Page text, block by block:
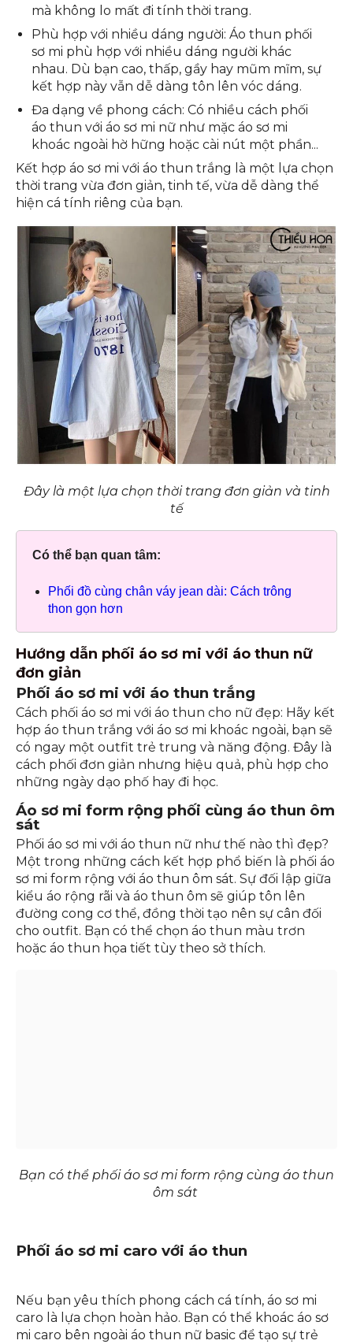
mà không lo mất đi tính thời trang.
Phù hợp với nhiều dáng người: Áo thun phối
sơ mi phù hợp với nhiều dáng người khác
nhau. Dù bạn cao, thấp, gầy hay mũm mĩm, sự
kết hợp này vẫn dễ dàng tôn lên vóc dáng.
Đa dạng về phong cách: Có nhiều cách phối
áo thun với áo sơ mi nữ như mặc áo sơ mi
khoác ngoài hờ hững hoặc cài nút một phần...
Kết hợp áo sơ mi với áo thun trắng là một lựa chọn
thời trang vừa đơn giản, tinh tế, vừa dễ dàng thể
hiện cá tính riêng của bạn.
Đây là một lựa chọn thời trang đơn giản và tinh
tế
Có thể bạn quan tâm:
Phối đồ cùng chân váy jean dài: Cách trông
thon gọn hơn
Hướng dẫn phối áo sơ mi với áo thun nữ
đơn giản
Phối áo sơ mi với áo thun trắng
Cách phối áo sơ mi với áo thun cho nữ đẹp: Hãy kết
hợp áo thun trắng với áo sơ mi khoác ngoài, bạn sẽ
có ngay một outfit trẻ trung và năng động. Đây là
cách phối đơn giản nhưng hiệu quả, phù hợp cho
những ngày dạo phố hay đi học.
Áo sơ mi form rộng phối cùng áo thun ôm
sát
Phối áo sơ mi với áo thun nữ như thế nào thì đẹp?
Một trong những cách kết hợp phổ biến là phối áo
sơ mi form rộng với áo thun ôm sát. Sự đối lập giữa
kiểu áo rộng rãi và áo thun ôm sẽ giúp tôn lên
đường cong cơ thể, đồng thời tạo nên sự cân đối
cho outfit. Bạn có thể chọn áo thun màu trơn
hoặc áo thun họa tiết tùy theo sở thích.
Bạn có thể phối áo sơ mi form rộng cùng áo thun
ôm sát
Phối áo sơ mi caro với áo thun
Nếu bạn yêu thích phong cách cá tính, áo sơ mi
caro là lựa chọn hoàn hảo. Bạn có thể khoác áo sơ
mi caro bên ngoài áo thun nữ basic để tạo sự trẻ